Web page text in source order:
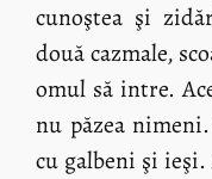
cunoştea şi
două cazmale,
omul să intre.
nu păzea
cu galbeni şi